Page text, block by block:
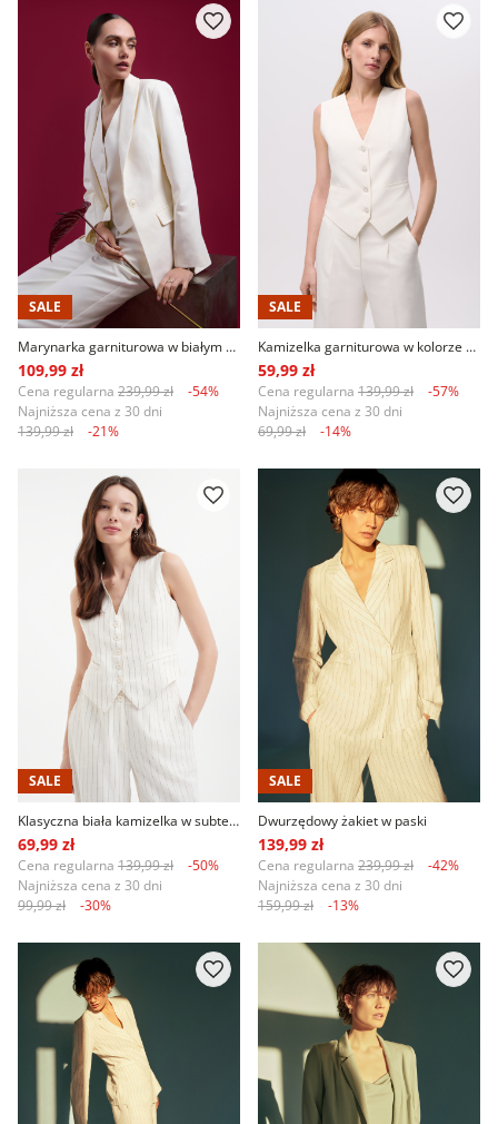
SALE
Marynarka garniturowa w białym kolorze
109,99 zł
Cena regularna 239,99 zł
-54%
Najniższa cena z 30 dni
139,99 zł
-21%
SALE
Kamizelka garniturowa w kolorze białym
59,99 zł
Cena regularna 139,99 zł
-57%
Najniższa cena z 30 dni
69,99 zł
-14%
SALE
Klasyczna biała kamizelka w subtelne paski
69,99 zł
Cena regularna 139,99 zł
-50%
Najniższa cena z 30 dni
99,99 zł
-30%
SALE
Dwurzędowy żakiet w paski
139,99 zł
Cena regularna 239,99 zł
-42%
Najniższa cena z 30 dni
159,99 zł
-13%